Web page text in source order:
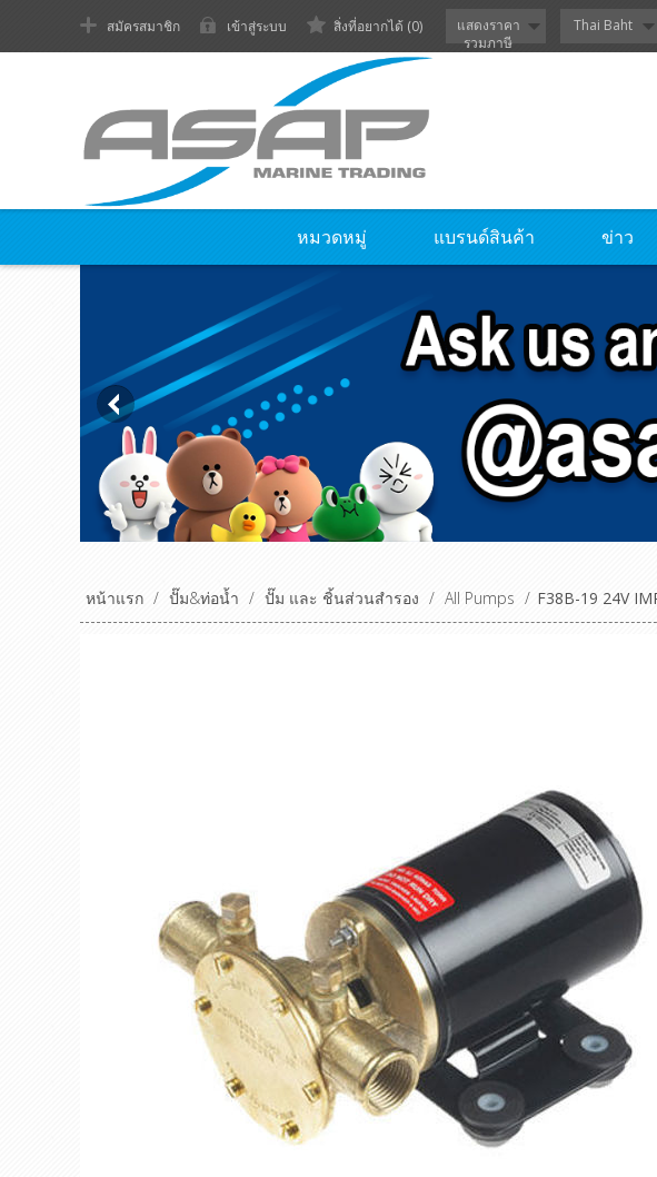
สมัครสมาชิก เข้าสู่ระบบ สิ่งที่อยากได้ (0)
แสดงราคา
รวมภาษี
Thai Baht
หมวดหมู่ แบรนด์สินค้า ข่าว
หน้าแรก / ปั๊ม&ท่อน้ำ / ปั๊ม และ ชิ้นส่วนสำรอง / All Pumps / F38B-19 24V